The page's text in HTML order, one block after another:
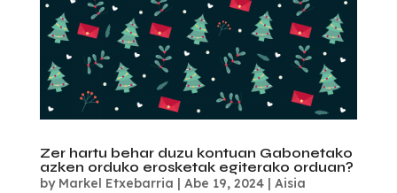
Zer hartu behar duzu kontuan Gabonetako
azken orduko erosketak egiterako orduan?
by Markel Etxebarria Abe 19, 2024| Aisia